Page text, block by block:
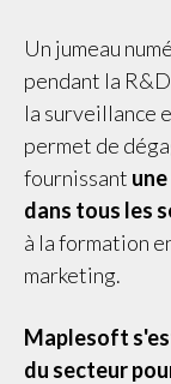
Un jumeau
pendant la
la surveillance
permet de
fournissant
dans tous les
à la formation
marketing.
Maplesoft
du secteur